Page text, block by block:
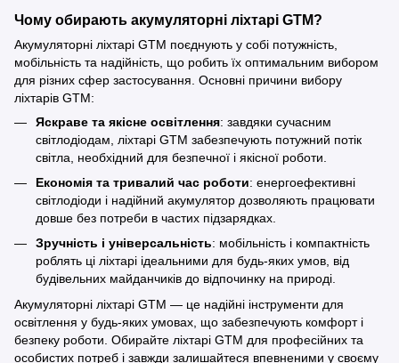
Чому обирають акумуляторні ліхтарі GTM?
Акумуляторні ліхтарі GTM поєднують у собі потужність,
мобільність та надійність, що робить їх оптимальним вибором
для різних сфер застосування. Основні причини вибору
ліхтарів GTM:
Яскраве та якісне освітлення: завдяки сучасним
світлодіодам, ліхтарі GTM забезпечують потужний потік
світла, необхідний для безпечної і якісної роботи.
Економія та тривалий час роботи: енергоефективні
світлодіоди і надійний акумулятор дозволяють працювати
довше без потреби в частих підзарядках.
Зручність і універсальність: мобільність і компактність
роблять ці ліхтарі ідеальними для будь-яких умов, від
будівельних майданчиків до відпочинку на природі.
Акумуляторні ліхтарі GTM — це надійні інструменти для
освітлення у будь-яких умовах, що забезпечують комфорт і
безпеку роботи. Обирайте ліхтарі GTM для професійних та
особистих потреб і завжди залишайтеся впевненими у своєму